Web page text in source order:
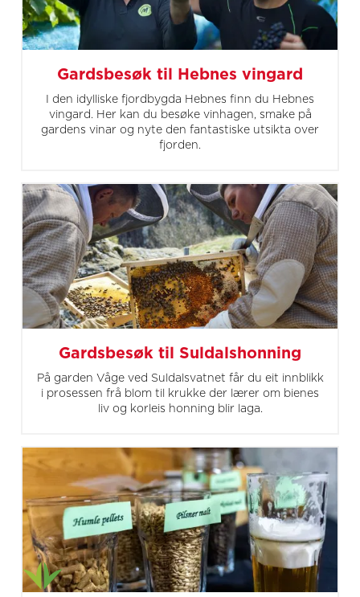
Gardsbesøk til Hebnes vingard
I den idylliske fjordbygda Hebnes finn du Hebnes
vingard. Her kan du besøke vinhagen, smake på
gardens vinar og nyte den fantastiske utsikta over
fjorden.
Gardsbesøk til Suldalshonning
På garden Våge ved Suldalsvatnet får du eit innblikk
i prosessen frå blom til krukke der lærer om bienes
liv og korleis honning blir laga.